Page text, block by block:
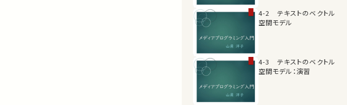
4-2 テキストのベクトル
空間モデル
4-3 テキストのベクトル
空間モデル：演習